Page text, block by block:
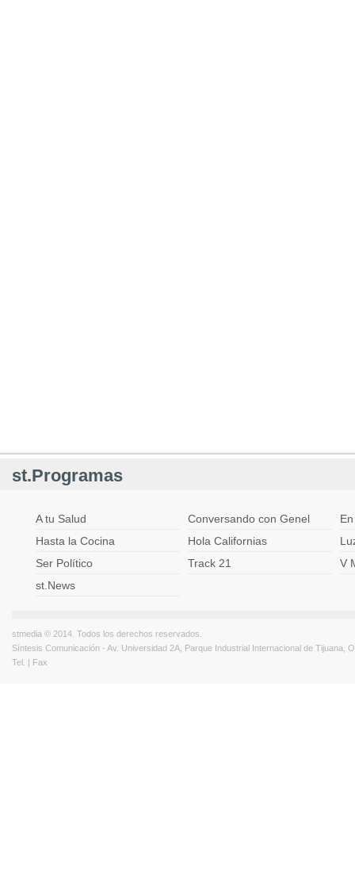
st.Programas
A tu Salud Conversando con Genel
Hasta la Cocina
Hola Californias
Ser Político
Track 21
V
st.News
stmedia © 2014. Todos los derechos reservados.
Síntesis Comunicación - Av. Universidad 2A, Parque Industrial Internacional de Tijuana,
Tel. | Fax